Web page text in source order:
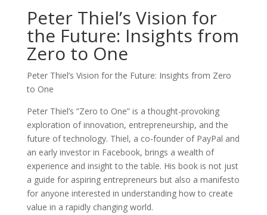
Peter Thiel’s Vision for
the Future: Insights from
Zero to One
Peter Thiel’s Vision for the Future: Insights from Zero
to One
Peter Thiel’s ”Zero to One” is a thought-provoking
exploration of innovation, entrepreneurship, and the
future of technology. Thiel, a co-founder of PayPal and
an early investor in Facebook, brings a wealth of
experience and insight to the table. His book is not just
a guide for aspiring entrepreneurs but also a manifesto
for anyone interested in understanding how to create
value in a rapidly changing world.